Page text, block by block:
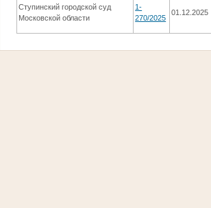
Ступинский городской суд
Московской области
1-
270/2025
01.12.2025